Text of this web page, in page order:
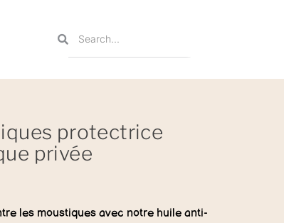
protectrice
privée
les moustiques avec notre huile anti-